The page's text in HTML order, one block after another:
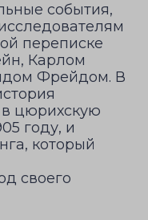
события,
переписке
Карлом
Фрейдом. В
цюрихскую
году, и
который
своего